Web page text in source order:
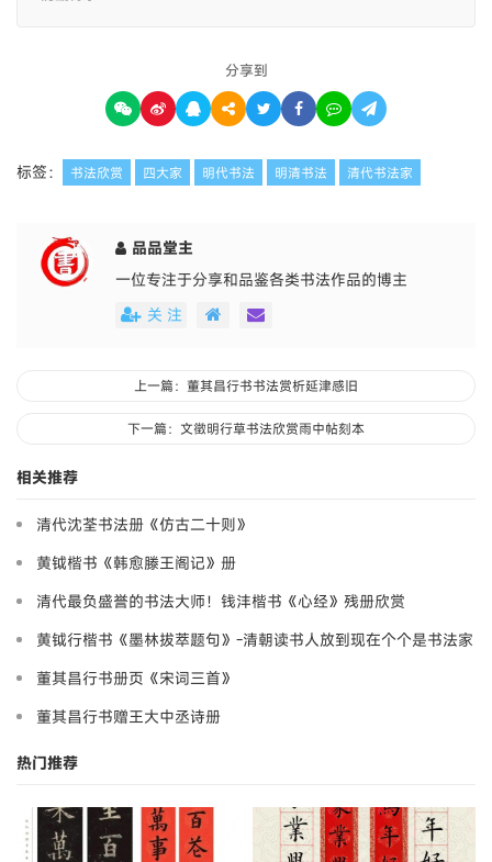
分享到
标签： 书法欣赏 四大家 明代书法 明清书法 清代书法家
品品堂主
一位专注于分享和品鉴各类书法作品的博主
关 注
上一篇：董其昌行书书法赏析延津感旧
下一篇：文徵明行草书法欣赏雨中帖刻本
相关推荐
清代沈荃书法册《仿古二十则》
黄钺楷书《韩愈滕王阁记》册
清代最负盛誉的书法大师！钱沣楷书《心经》残册欣赏
黄钺行楷书《墨林拔萃题句》-清朝读书人放到现在个个是书法家
董其昌行书册页《宋词三首》
董其昌行书赠王大中丞诗册
热门推荐